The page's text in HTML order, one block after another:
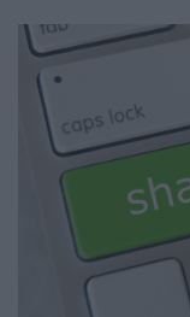
LE MAGAZINE
LES GUIDES
LES BASES DE DONNÉES
L'ESPACE EMPLOI
L'ANNUAIRE DES
LES LIVRES BLANCS
LES SUPPLÉMENTS
odometer-